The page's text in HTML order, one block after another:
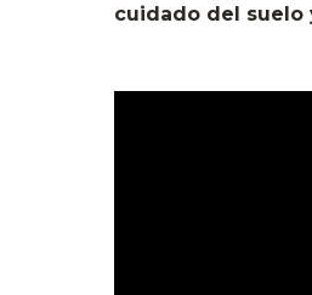
cuidado del suelo